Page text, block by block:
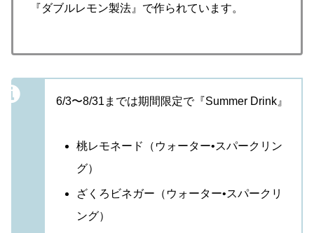
『ダブルレモン製法』で作られています。
6/3〜8/31までは期間限定で『Summer Drink』
桃レモネード（ウォーター•スパークリン
グ）
ざくろビネガー（ウォーター•スパークリ
ング）